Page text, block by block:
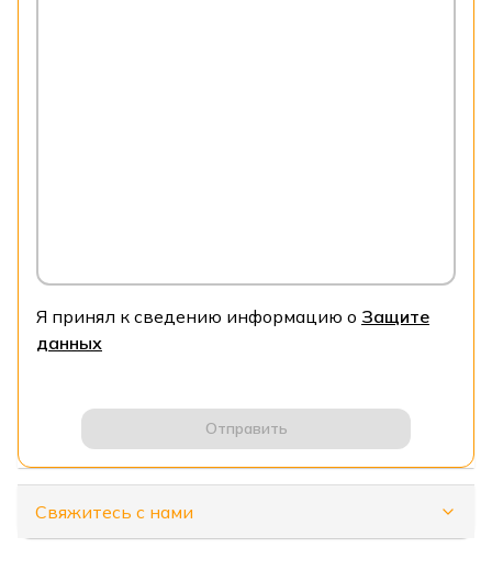
Я принял к сведению информацию о Защите
данных
Отправить
Свяжитесь с нами